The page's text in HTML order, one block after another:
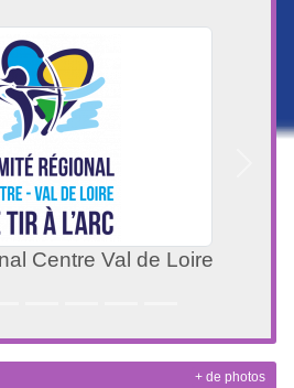
Centre Val de Loire
+ de photos